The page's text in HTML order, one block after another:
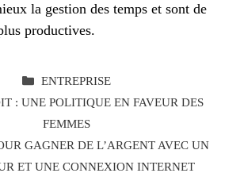
la gestion des temps et sont de
productives.
CATÉGORIES
ENTREPRISE
: UNE POLITIQUE EN FAVEUR DES
FEMMES
GAGNER DE L’ARGENT AVEC UN
ET UNE CONNEXION INTERNET